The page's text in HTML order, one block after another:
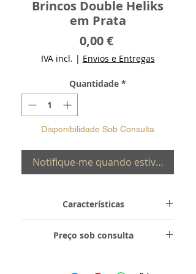
Brincos Double Heliks
em Prata
0,00 €Preço
IVA incl. | Envios e Entregas
Quantidade *
Disponibilidade Sob Consulta
Notifique-me quando estiver
Características
Metal e
Prata de Lei
8.2 gr
Preço sob consulta